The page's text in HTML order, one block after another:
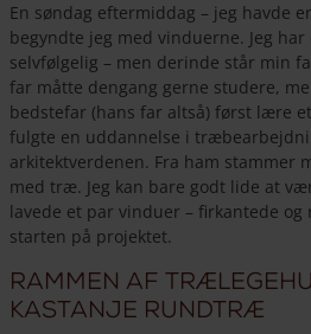
En søndag eftermiddag – jeg havde
begyndte jeg med vinduerne. Jeg
selvfølgelig – men derinde står min
far måtte dengang gerne studere,
bedstefar (hans far altså) først lære
fulgte en uddannelse i
arkitektverdenen. Fra ham stammer
med træ. Jeg kan bare godt lide at
lavede et par vinduer – firkantede
starten på projektet.
Rammen af
kastanje rundtræ